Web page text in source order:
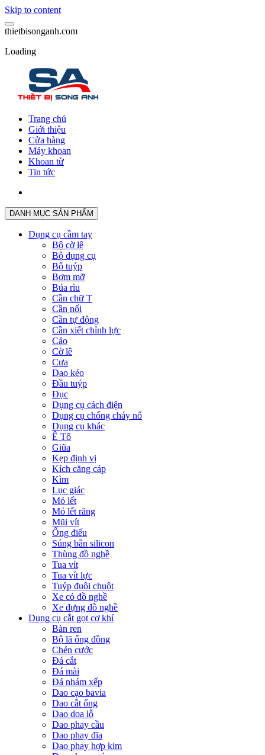
Skip to content
thietbisonganh.com
Loading
Trang chủ
Giới thiệu
Cửa hàng
Máy khoan
Khoan từ
Tin tức
DANH MỤC SẢN PHẨM
Dụng cụ cầm tay
Bộ cờ lê
Bộ dụng cụ
Bộ tuýp
Bơm mỡ
Búa rìu
Cần chữ T
Cần nối
Cần tự động
Cần xiết chỉnh lực
Cảo
Cờ lê
Cưa
Dao kéo
Đầu tuýp
Đục
Dụng cụ cách điện
Dụng cụ chống cháy nổ
Dụng cụ khác
Ê Tô
Giũa
Kẹp định vị
Kích căng cáp
Kìm
Lục giác
Mỏ lết
Mỏ lết răng
Mũi vít
Ống điếu
Súng bắn silicon
Thùng đồ nghề
Tua vít
Tua vít lực
Tuýp đuôi chuột
Xe có đồ nghề
Xe đựng đồ nghề
Dụng cụ cắt gọt cơ khí
Bàn ren
Bộ lã ống đồng
Chén cước
Đá cắt
Đá mài
Đá nhám xếp
Dao cạo bavia
Dao cắt ống
Dao doa lỗ
Dao phay cầu
Dao phay đĩa
Dao phay hợp kim